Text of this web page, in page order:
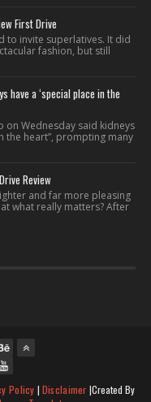
First Drive
to invite superlatives. It did
fashion, but still
have a ‘special place in the
on Wednesday said kidneys
the heart”, prompting many
Review
and far more pleasing
what really matters? After
youPolicy | Disclaimer |Created By